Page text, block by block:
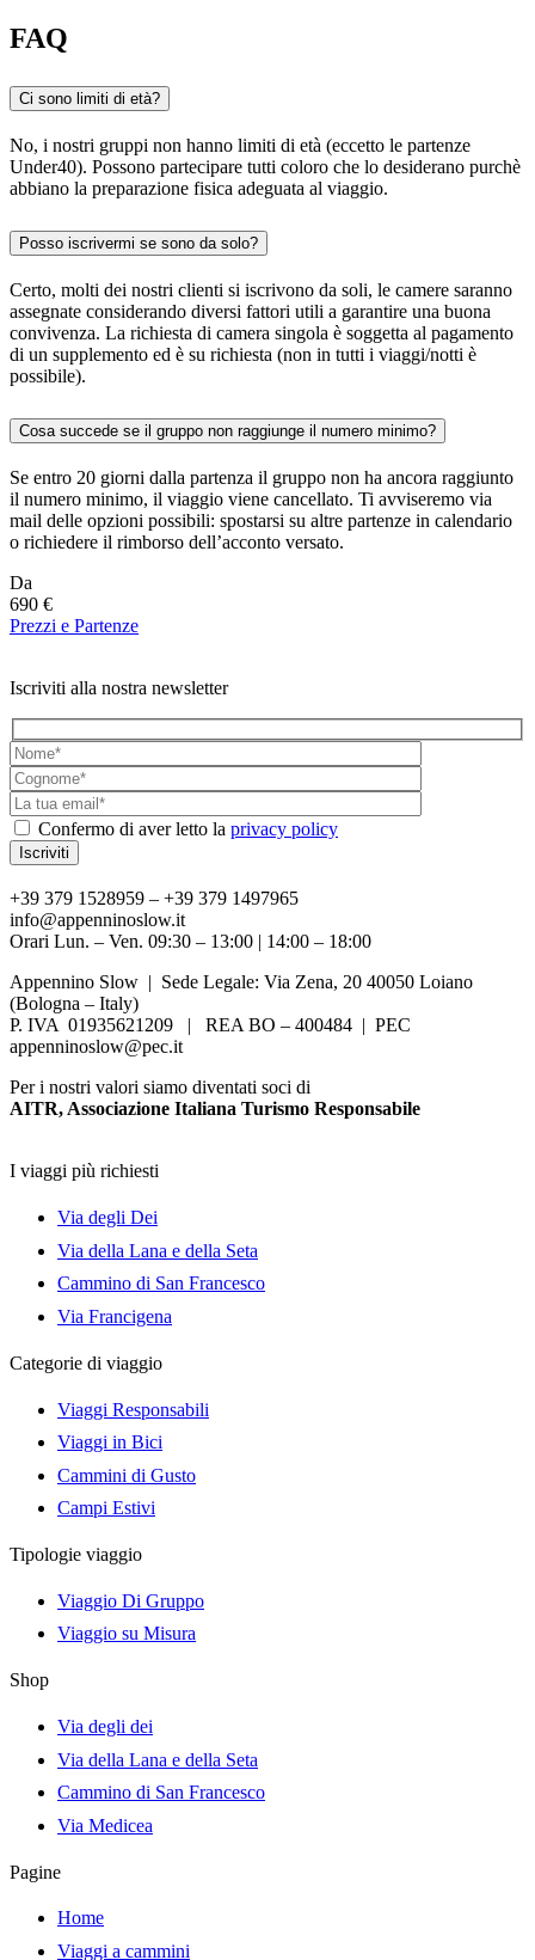
FAQ
Ci sono limiti di età?
No, i nostri gruppi non hanno limiti di età (eccetto le partenze
Under40). Possono partecipare tutti coloro che lo desiderano purchè
abbiano la preparazione fisica adeguata al viaggio.
Posso iscrivermi se sono da solo?
Certo, molti dei nostri clienti si iscrivono da soli, le camere saranno
assegnate considerando diversi fattori utili a garantire una buona
convivenza. La richiesta di camera singola è soggetta al pagamento
di un supplemento ed è su richiesta (non in tutti i viaggi/notti è
possibile).
Cosa succede se il gruppo non raggiunge il numero minimo?
Se entro 20 giorni dalla partenza il gruppo non ha ancora raggiunto
il numero minimo, il viaggio viene cancellato. Ti avviseremo via
mail delle opzioni possibili: spostarsi su altre partenze in calendario
o richiedere il rimborso dell’acconto versato.
Da
690 €
Prezzi e Partenze
Iscriviti alla nostra newsletter
Confermo di aver letto la privacy policy
+39 379 1528959 – +39 379 1497965
info@appenninoslow.it
Orari Lun. – Ven. 09:30 – 13:00 | 14:00 – 18:00
Appennino Slow | Sede Legale: Via Zena, 20 40050 Loiano
(Bologna – Italy)
P. IVA 01935621209 | REA BO – 400484 | PEC
appenninoslow@pec.it
Per i nostri valori siamo diventati soci di
AITR, Associazione Italiana Turismo Responsabile
I viaggi più richiesti
Via degli Dei
Via della Lana e della Seta
Cammino di San Francesco
Via Francigena
Categorie di viaggio
Viaggi Responsabili
Viaggi in Bici
Cammini di Gusto
Campi Estivi
Tipologie viaggio
Viaggio Di Gruppo
Viaggio su Misura
Shop
Via degli dei
Via della Lana e della Seta
Cammino di San Francesco
Via Medicea
Pagine
Home
Viaggi a cammini